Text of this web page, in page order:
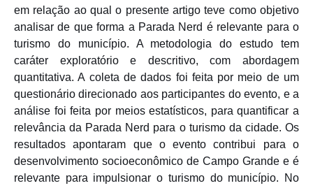
em relação ao qual o presente artigo teve como objetivo
analisar de que forma a Parada Nerd é relevante para o
turismo do município. A metodologia do estudo tem
caráter exploratório e descritivo, com abordagem
quantitativa. A coleta de dados foi feita por meio de um
questionário direcionado aos participantes do evento, e a
análise foi feita por meios estatísticos, para quantificar a
relevância da Parada Nerd para o turismo da cidade. Os
resultados apontaram que o evento contribui para o
desenvolvimento socioeconômico de Campo Grande e é
relevante para impulsionar o turismo do município. No